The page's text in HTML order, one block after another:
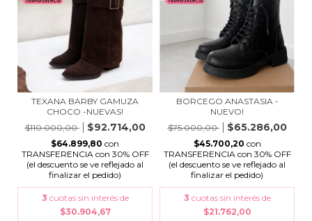
TEXANA BARBY GAMUZA
CHOCO -NUEVAS!
$110.000,00
$92.714,00
$64.899,80 con
TRANSFERENCIA con 30% OFF
(el descuento se ve reflejado al
finalizar el pedido)
3 cuotas sin interés de
$30.904,67
BORCEGO ANASTASIA -
NUEVO!
$75.000,00
$65.286,00
$45.700,20 con
TRANSFERENCIA con 30% OFF
(el descuento se ve reflejado al
finalizar el pedido)
3 cuotas sin interés de
$21.762,00